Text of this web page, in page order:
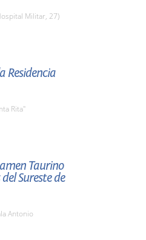
Militar, 27)
Residencia
Rita"
Taurino
Sureste de
Antonio